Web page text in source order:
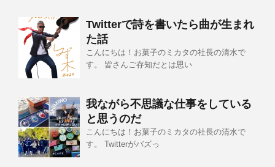
Twitterで詩を書いたら曲が生まれ
た話
こんにちは！お菓子のミカタの社長の清水で
す。 皆さんご存知だとは思い
我ながら不思議な仕事をしている
と思うのだ
こんにちは！お菓子のミカタの社長の清水で
す。 Twitterがバズっ